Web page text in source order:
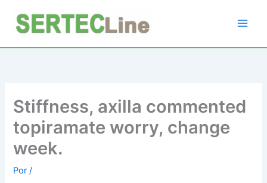
contenido
Stiffness, axilla commented
topiramate worry, change
week.
Por/